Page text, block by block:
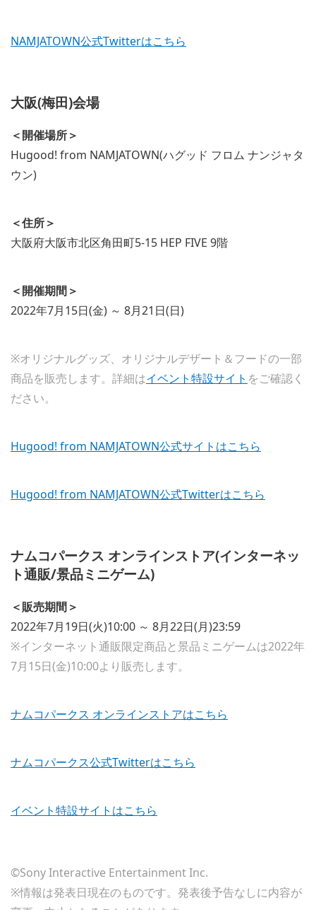
NAMJATOWN公式Twitterはこちら
大阪(梅田)会場
＜開催場所＞
Hugood! from NAMJATOWN(ハグッド フロム ナンジャタ
ウン)
＜住所＞
大阪府大阪市北区角田町5-15 HEP FIVE 9階
＜開催期間＞
2022年7月15日(金) ～ 8月21日(日)
※オリジナルグッズ、オリジナルデザート＆フードの一部
商品を販売します。詳細はイベント特設サイト をご確認く
ださい。
Hugood! from NAMJATOWN公式サイトはこちら
Hugood! from NAMJATOWN公式Twitterはこちら
ナムコパークス オンラインストア(インターネッ
ト通販/景品ミニゲーム)
＜販売期間＞
2022年7月19日(火)10:00 ～ 8月22日(月)23:59
※インターネット通販限定商品と景品ミニゲームは2022年
7月15日(金)10:00より販売します。
ナムコパークス オンラインストアはこちら
ナムコパークス公式Twitterはこちら
イベント特設サイトはこちら
©Sony Interactive Entertainment Inc.
※情報は発表日現在のものです。発表後予告なしに内容が